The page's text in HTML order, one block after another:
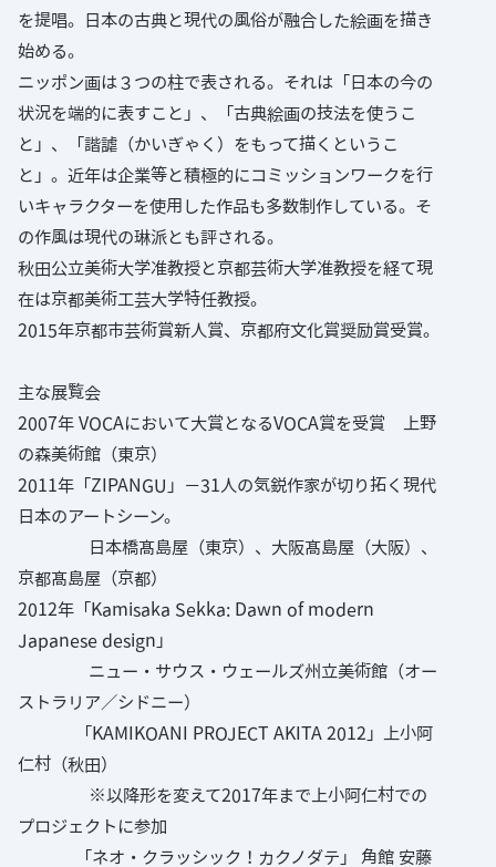
を提唱。日本の古典と現代の風俗が融合した絵画を描き
始める。
ニッポン画は３つの柱で表される。それは「日本の今の
状況を端的に表すこと」、「古典絵画の技法を使うこ
と」、「諧謔（かいぎゃく）をもって描くというこ
と」。近年は企業等と積極的にコミッションワークを行
いキャラクターを使用した作品も多数制作している。そ
の作風は現代の琳派とも評される。
秋田公立美術大学准教授と京都芸術大学准教授を経て現
在は京都美術工芸大学特任教授。
2015年京都市芸術賞新人賞、京都府文化賞奨励賞受賞。
主な展覧会
2007年 VOCAにおいて大賞となるVOCA賞を受賞 上野
の森美術館（東京）
2011年「ZIPANGU」－31人の気鋭作家が切り拓く現代
日本のアートシーン。
日本橋髙島屋（東京）、大阪髙島屋（大阪）、
京都髙島屋（京都）
2012年「Kamisaka Sekka: Dawn of modern
Japanese design」
ニュー・サウス・ウェールズ州立美術館（オー
ストラリア／シドニー）
「KAMIKOANI PROJECT AKITA 2012」上小阿
仁村（秋田）
※以降形を変えて2017年まで上小阿仁村での
プロジェクトに参加
「ネオ・クラッシック！カクノダテ」 角館 安藤